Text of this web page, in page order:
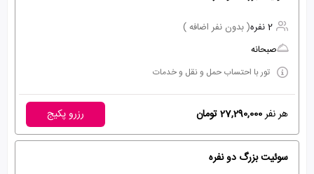
2 نفره
( بدون نفر اضافه )
صبحانه
تور با احتساب حمل و نقل و خدمات
هر نفر27,290,000 تومان رزرو پکیج
سوئیت بزرگ دو نفره